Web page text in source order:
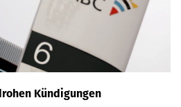
Kündigungen